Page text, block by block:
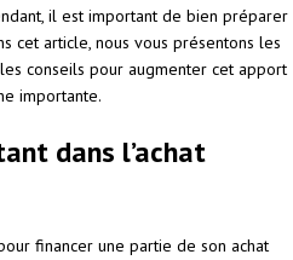
il est important de bien préparer
cet article, nous vous présentons les
conseils pour augmenter cet apport
importante.
dans l’achat
financer une partie de son achat